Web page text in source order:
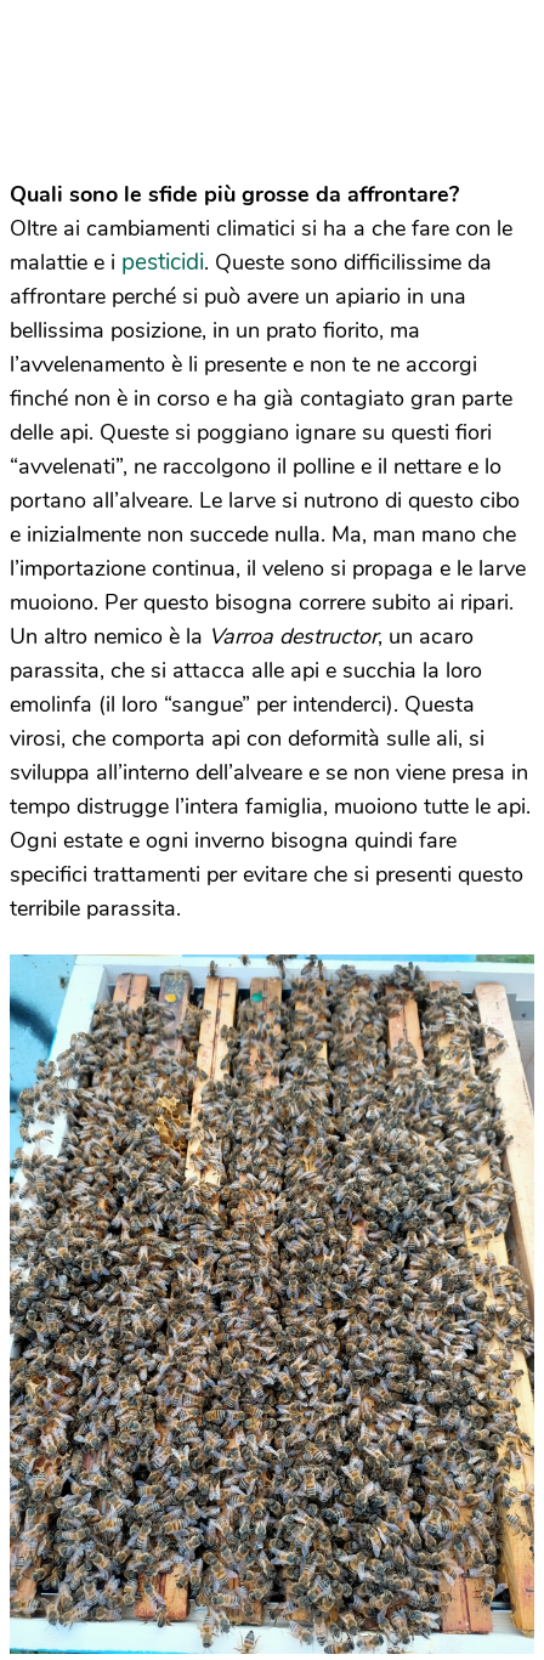
Quali sono le sfide più grosse da affrontare?
Oltre ai cambiamenti climatici si ha a che fare con le
malattie e i pesticidi. Queste sono difficilissime da
affrontare perché si può avere un apiario in una
bellissima posizione, in un prato fiorito, ma
l’avvelenamento è li presente e non te ne accorgi
finché non è in corso e ha già contagiato gran parte
delle api. Queste si poggiano ignare su questi fiori
“avvelenati”, ne raccolgono il polline e il nettare e lo
portano all’alveare. Le larve si nutrono di questo cibo
e inizialmente non succede nulla. Ma, man mano che
l’importazione continua, il veleno si propaga e le larve
muoiono. Per questo bisogna correre subito ai ripari.
Un altro nemico è la Varroa destructor, un acaro
parassita, che si attacca alle api e succhia la loro
emolinfa (il loro “sangue” per intenderci). Questa
virosi, che comporta api con deformità sulle ali, si
sviluppa all’interno dell’alveare e se non viene presa in
tempo distrugge l’intera famiglia, muoiono tutte le api.
Ogni estate e ogni inverno bisogna quindi fare
specifici trattamenti per evitare che si presenti questo
terribile parassita.